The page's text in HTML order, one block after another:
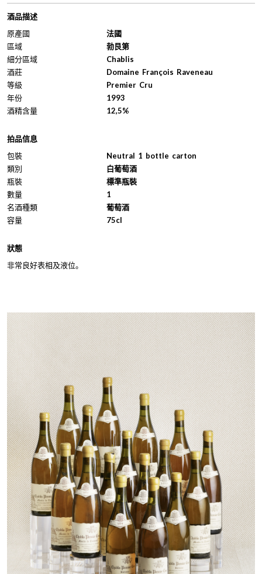
酒品描述
原產國
法國
區域
勃艮第
細分區域
Chablis
酒莊
Domaine François Raveneau
等級
Premier Cru
年份
1993
酒精含量
12,5%
拍品信息
包裝
Neutral 1 bottle carton
類別
白葡萄酒
瓶裝
標準瓶裝
數量
1
名酒種類
葡萄酒
容量
75cl
狀態
非常良好表相及液位。